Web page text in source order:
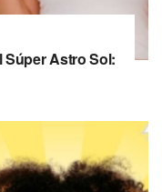
Astro Sol: